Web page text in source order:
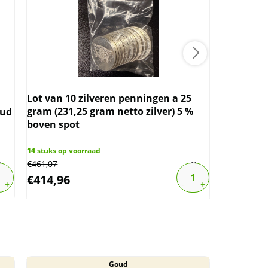
Lot van 10 zilveren penningen a 25
gram (231,25 gram netto zilver) 5 %
boven spot
14stuks op voorraad
€461,07
€414,96
Goud